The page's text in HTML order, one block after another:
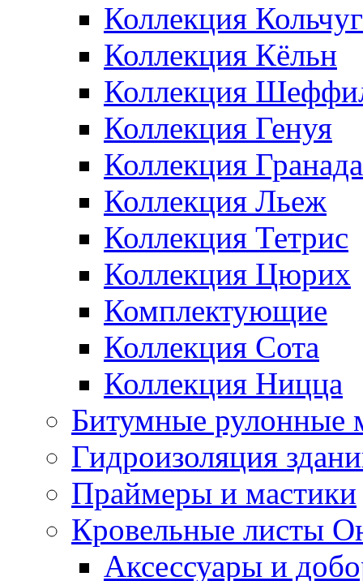
Коллекция
Коллекция Кёльн
Коллекция
Коллекция Генуя
Коллекция Гранада
Коллекция Льеж
Коллекция Тетрис
Коллекция Цюрих
Комплектующие
Коллекция Сота
Коллекция Ницца
Битумные рулонные
Гидроизоляция
Праймеры и мастики
Кровельные листы
Аксессуары и